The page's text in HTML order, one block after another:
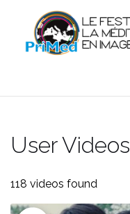
contenu
User Videos
118 videos found